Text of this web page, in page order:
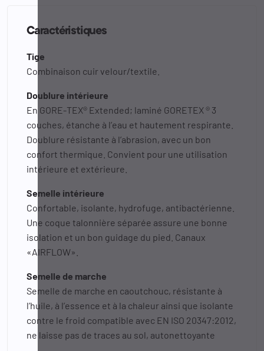
Caractéristiques
Tige
Combinaison cuir velour/textile.
Doublure intérieure
En GORE-TEX® Extended; laminé GORETEX ® 3
couches, étanche à l’eau et hautement respirante.
Doublure résistante à l’abrasion, avec un bon
confort thermique. Convient pour une utilisation
intérieure et extérieure.
Semelle intérieure
Confortable, isolante, hydrofuge, antibactérienne.
Une coque talonnière séparée assure une bonne
isolation et un bon guidage du pied. Canaux
«AIRFLOW».
Semelle de marche
Semelle de marche en caoutchouc, résistante à
l’huile, à l’essence et à la chaleur ainsi que isolante
contre le froid compatible avec EN ISO 20347:2012,
ne laisse pas de traces au sol, autonettoyante